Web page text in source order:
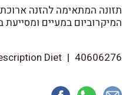
תזונה המתאימה להזנה
המיקרוביום במעיים
40606276
|
Diet